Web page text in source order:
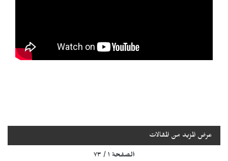
عرض المزيد من المقالات
الصفحة ١ / ٧٣